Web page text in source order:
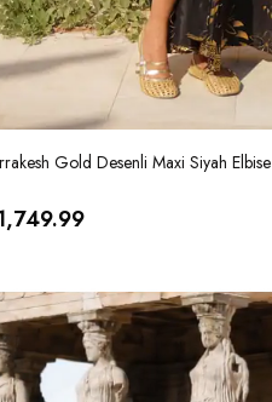
Gold Desenli Maxi Siyah Elbise